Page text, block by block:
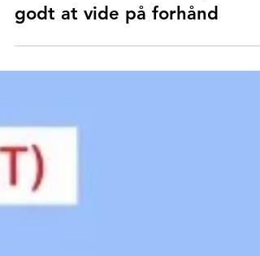
Praktisk Istanbul - det, der er
godt at vide på forhånd